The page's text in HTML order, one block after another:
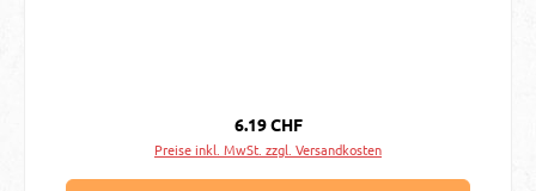
Regulärer Preis:
6.19 CHF
Preise inkl. MwSt. zzgl. Versandkosten